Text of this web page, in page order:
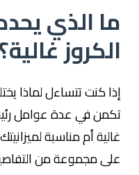
ما الذي يحدد
الكروز غالية؟
إذا كنت تتساءل لماذا
تكمن في عدة عوامل رئيسية
غالية أم مناسبة لميزانيتك.
على مجموعة من التفاصيل